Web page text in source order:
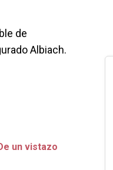
de
Albiach.
un vistazo